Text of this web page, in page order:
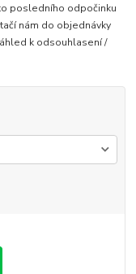
posledního odpočinku
nám do objednávky
k odsouhlasení /